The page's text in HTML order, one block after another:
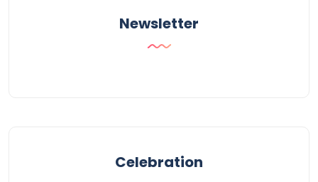
Newsletter
Celebration